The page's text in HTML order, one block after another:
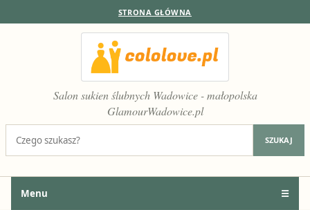
STRONA GŁÓWNA
Salon sukien ślubnych Wadowice - małopolska
GlamourWadowice.pl
SZUKAJ
Menu ☰